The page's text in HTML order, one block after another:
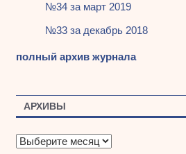
№34 за март 2019
№33 за декабрь 2018
полный архив журнала
АРХИВЫ
А